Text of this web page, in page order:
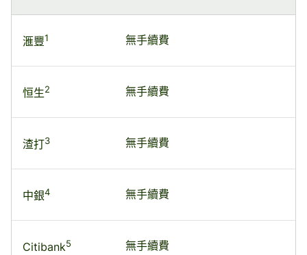
滙豐1 無手續費
恒生2 無手續費
渣打3 無手續費
中銀4 無手續費
Citibank5 無手續費